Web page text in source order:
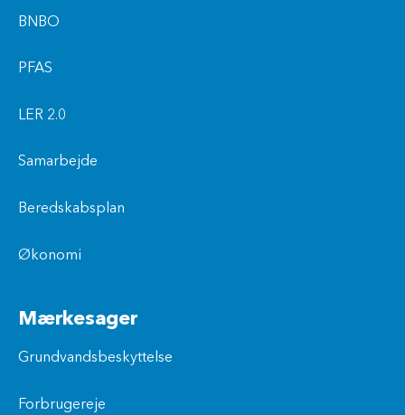
BNBO
PFAS
LER 2.0
Samarbejde
Beredskabsplan
Økonomi
Mærkesager
Grundvandsbeskyttelse
Forbrugereje